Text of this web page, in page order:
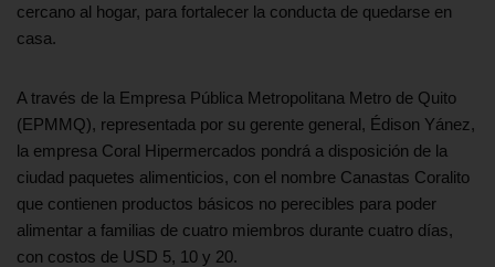
cercano al hogar, para fortalecer la conducta de quedarse en
casa.
A través de la Empresa Pública Metropolitana Metro de Quito
(EPMMQ), representada por su gerente general, Édison Yánez,
la empresa Coral Hipermercados pondrá a disposición de la
ciudad paquetes alimenticios, con el nombre Canastas Coralito
que contienen productos básicos no perecibles para poder
alimentar a familias de cuatro miembros durante cuatro días,
con costos de USD 5, 10 y 20.